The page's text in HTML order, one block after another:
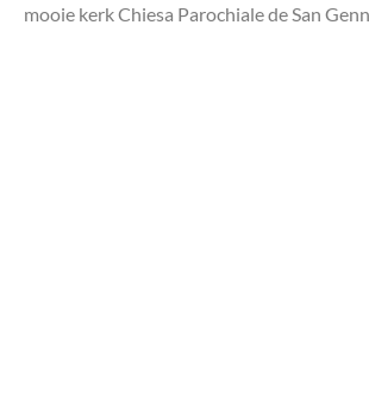
mooie kerk Chiesa Parochiale de San